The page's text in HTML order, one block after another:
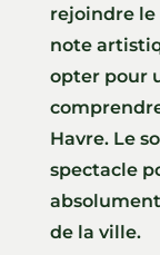
rejoindre
note
opter pour
Havre. Le
spectacle
de la ville.